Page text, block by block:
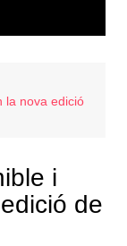
la nova edició
i
de